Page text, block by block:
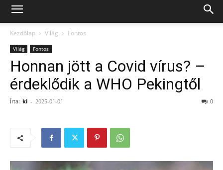
Kezdőlap Világ Fontos
Világ Fontos
Honnan jött a Covid vírus? –
érdeklődik a WHO Pekingtől
Írta: ki - 2025-01-01 0